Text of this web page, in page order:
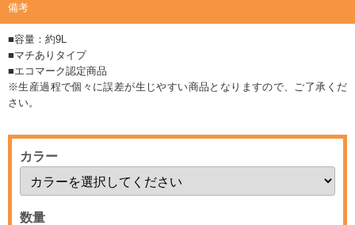
備考
■容量：約9L
■マチありタイプ
■エコマーク認定商品
※生産過程で個々に誤差が生じやすい商品となりますので、ご了承くだ
さい。
カラー
数量